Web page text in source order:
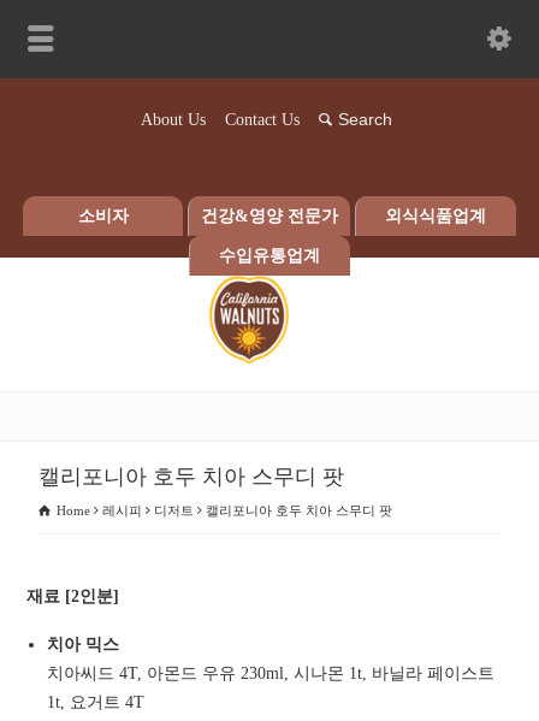
About Us Contact Us
소비자 건강&영양 전문가 외식식품업계
수입유통업계
캘리포니아 호두 치아 스무디 팟
Home 레시피 디저트 캘리포니아 호두 치아 스무디 팟
재료 [2인분]
치아 믹스
치아씨드 4T, 아몬드 우유 230ml, 시나몬 1t, 바닐라 페이스트
1t, 요거트 4T